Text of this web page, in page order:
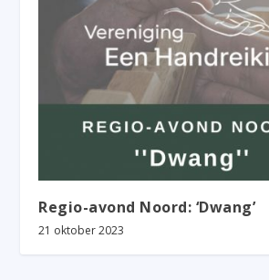
Regio-avond Noord: ‘Dwang’
21 oktober 2023